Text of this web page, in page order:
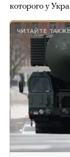
которого у
ЧИТАЙТЕ ТАКЖЕ